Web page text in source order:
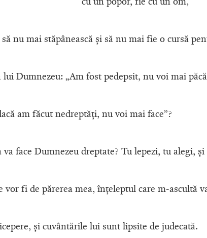
nu mai stăpânească şi să nu mai fie o cursă
lui Dumnezeu: „Am fost pedepsit, nu voi mai
am făcut nedreptăţi, nu voi mai face”?
va face Dumnezeu dreptate? Tu lepezi, tu alegi,
vor fi de părerea mea, înţeleptul care m-ascultă
şi cuvântările lui sunt lipsite de judecată.